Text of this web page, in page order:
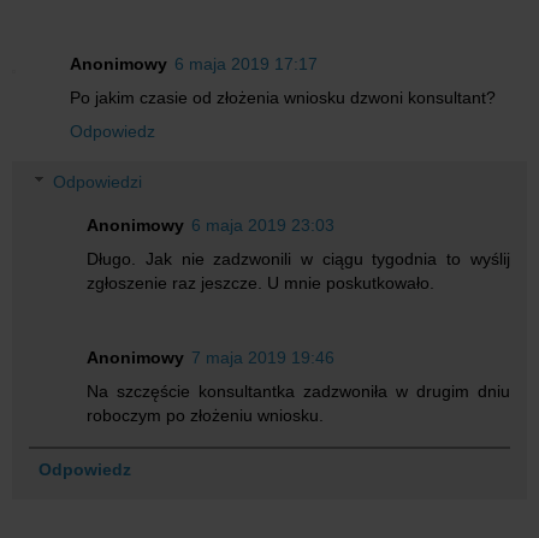
Anonimowy 6 maja 2019 17:17
Po jakim czasie od złożenia wniosku dzwoni konsultant?
Odpowiedz
Odpowiedzi
Anonimowy 6 maja 2019 23:03
Długo. Jak nie zadzwonili w ciągu tygodnia to wyślij
zgłoszenie raz jeszcze. U mnie poskutkowało.
Anonimowy 7 maja 2019 19:46
Na szczęście konsultantka zadzwoniła w drugim dniu
roboczym po złożeniu wniosku.
Odpowiedz